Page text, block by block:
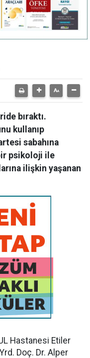
bıraktı.
kullanıp
sabahına
psikoloji ile
ilişkin yaşanan
Hastanesi Etiler
Doç. Dr. Alper